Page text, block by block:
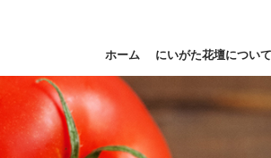
ホーム にいがた花壇について